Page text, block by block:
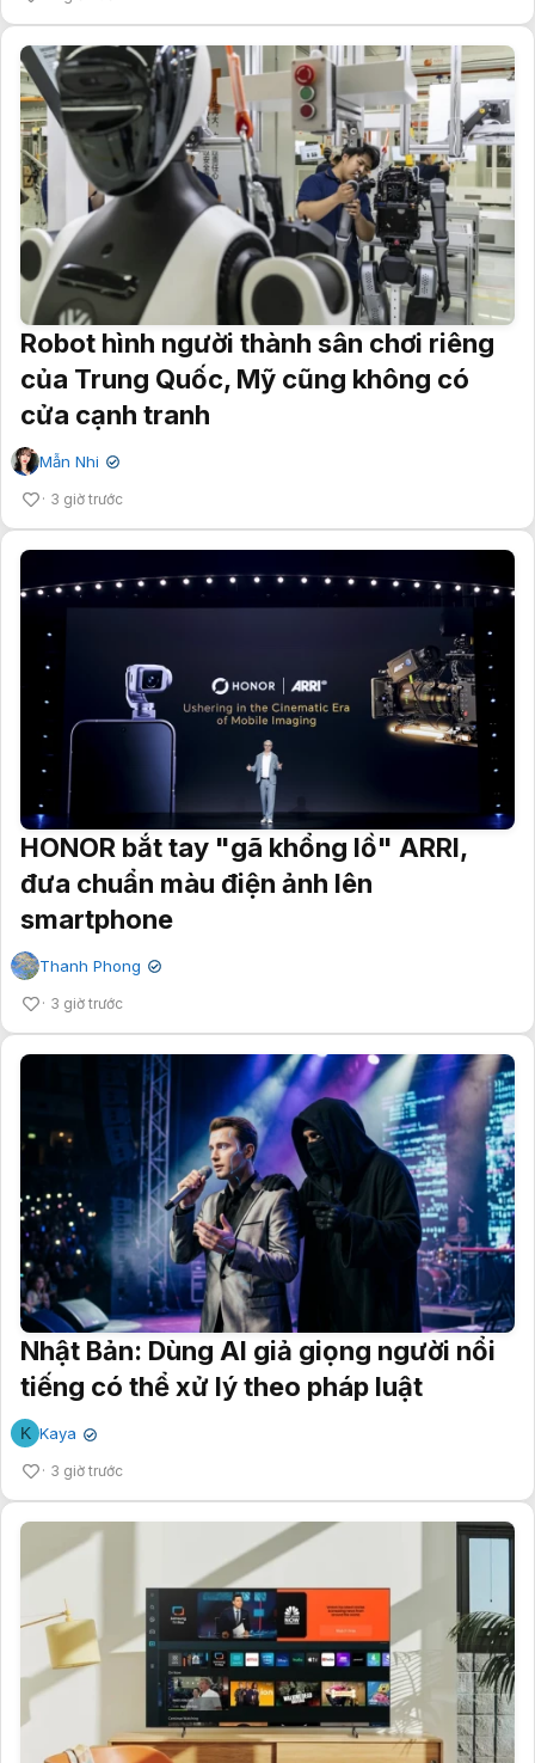
Robot hình người thành sân chơi riêng
của Trung Quốc, Mỹ cũng không có
cửa cạnh tranh
Mẫn Nhi ✔
3 giờ trước
HONOR bắt tay "gã khổng lồ" ARRI,
đưa chuẩn màu điện ảnh lên
smartphone
Thanh Phong ✔
3 giờ trước
Nhật Bản: Dùng AI giả giọng người nổi
tiếng có thể xử lý theo pháp luật
K Kaya ✔
3 giờ trước